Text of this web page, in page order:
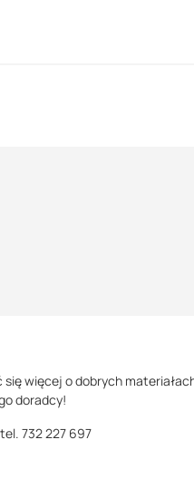
więcej o dobrych
doradcy!
tel. 732 227 697